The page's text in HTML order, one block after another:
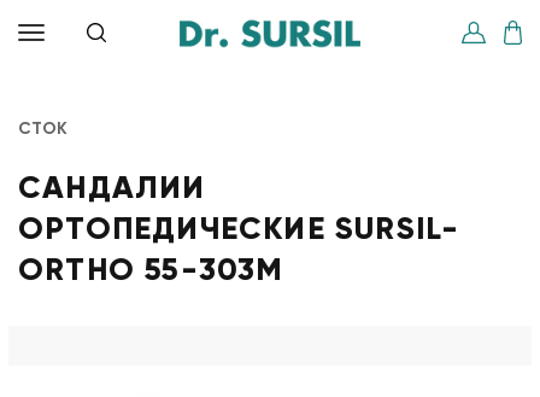
СТОК
САНДАЛИИ
ОРТОПЕДИЧЕСКИЕ SURSIL-
ORTHO 55-303M